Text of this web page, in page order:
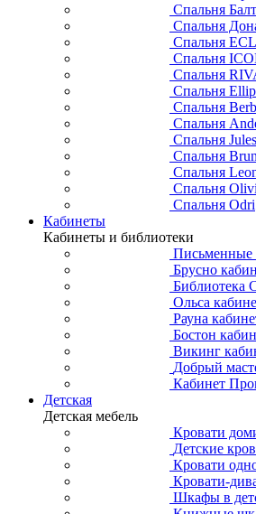
Спальня
Спальня
Спальня
Спальня
Спальня
Спальня
Спальня
Спальня
Спальня
Спальня
Спальня
Спальня
Спальня Odri
Кабинеты
Кабинеты и библиотеки
Письменные
Брусно
Библиотека
Ольса
Рауна
Бостон
Викинг
Добрый
Кабинет
Детская
Детская мебель
Кровати
Детские
Кровати
Кровати-
Шкафы в